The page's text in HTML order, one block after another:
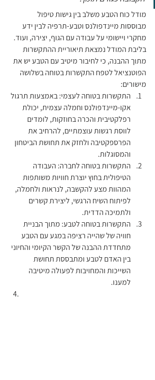
מודל כוח הטבע משלב בין גישות טיפול
מבוססות מיינדפולנס וטבע-תרפיה לבין ידע
מחקרי ויישומי על עבודה עם הגוף, יצירה, ועוד.
בליבת המודל נמצאת תיאוריית ההתקשרות
מתוך ההבנה, כי לחיבור מיטיב עם הטבע יש את
הפוטנציאל לטפח התקשרות בטוחה בשלושה
מישורים:
התקשרות בטוחה לעצמי: באמצעות תרגול
אקו-מיינדפולנס וחמלה עצמית, יכולת
רפלקטיבית והכרה בחוזקות, לומדים
לווסת רגשות עוצמתיים, להרחיב את
הפרספקטיבה ולחזק את תחושת הביטחון
והמסוגלות.
התקשרות בטוחה לחברה: העבודה
הטיפולית בחוץ יוצרת חוויות משותפות
המהוות מצע להקשבה, לנראות ולחמלה,
לפיתוח השיח הרגשי, ליצירת קשרים
ולתמיכה הדדית.
התקשרות בטוחה לטבע: מתוך הבניית
חוויה של שהייה רציפה במגע עם הטבע
מתחדדת ההבנה של הקשר הקיומי והחיוני
בין האדם לטבע ומתבססת תחושת
השייכות והמחויבות לפעולה מיטיבה
למענו.